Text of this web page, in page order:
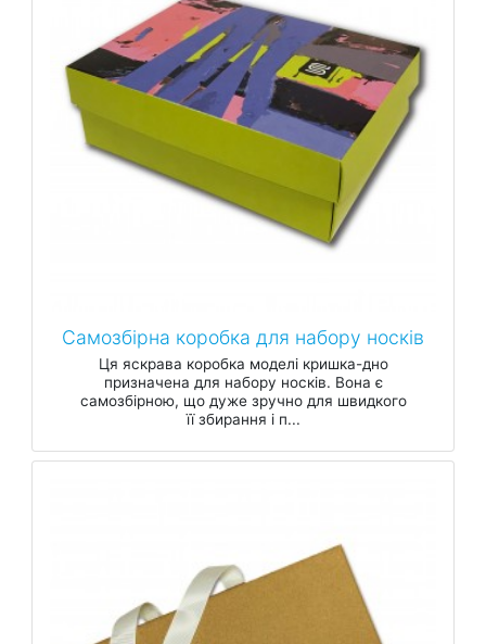
Самозбірна коробка для набору носків
Ця яскрава коробка моделі кришка-дно
призначена для набору носків. Вона є
самозбірною, що дуже зручно для швидкого
її збирання і п...